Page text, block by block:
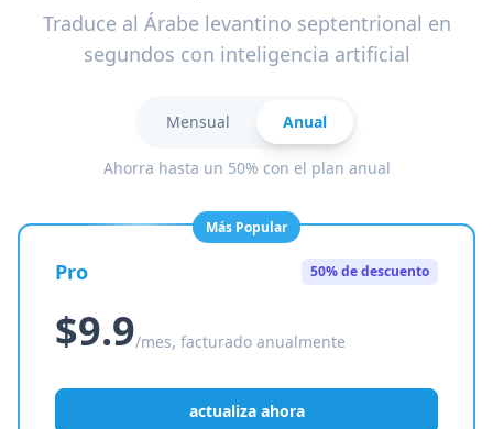
Traduce al Árabe levantino septentrional en
segundos con inteligencia artificial
Mensual Anual
Ahorra hasta un 50% con el plan anual
Más Popular
Pro 50% de descuento
$9.9/mes, facturado anualmente
actualiza ahora